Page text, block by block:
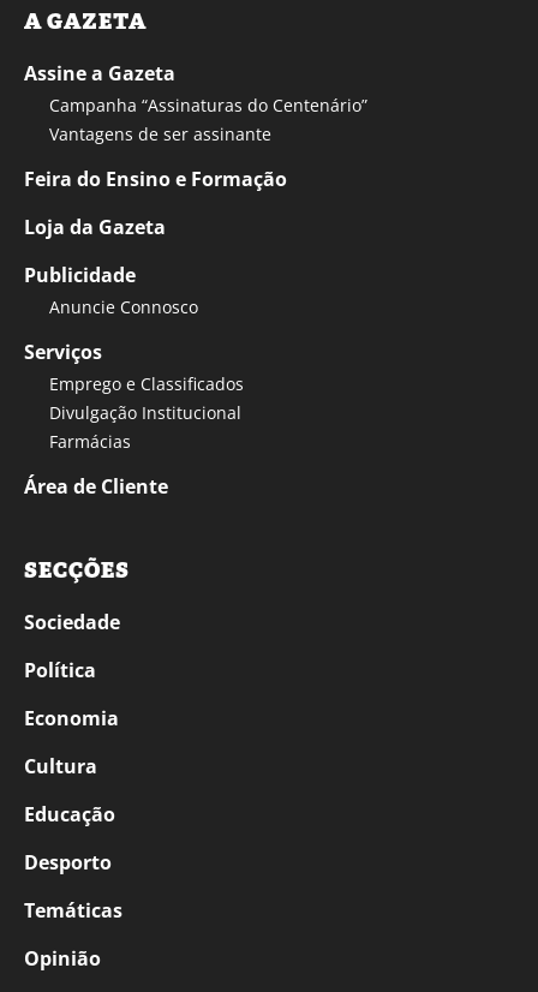
A GAZETA
Assine a Gazeta
Campanha “Assinaturas do Centenário”
Vantagens de ser assinante
Feira do Ensino e Formação
Loja da Gazeta
Publicidade
Anuncie Connosco
Serviços
Emprego e Classificados
Divulgação Institucional
Farmácias
Área de Cliente
SECÇÕES
Sociedade
Política
Economia
Cultura
Educação
Desporto
Temáticas
Opinião